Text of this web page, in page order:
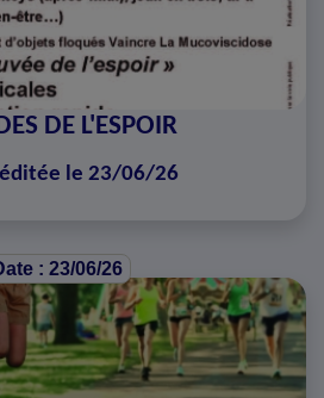
DE L'ESPOIR
le 23/06/26
: 23/06/26